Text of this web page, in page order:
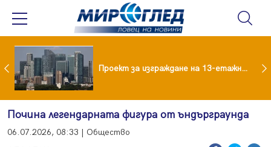
Забраниха на летовници асансьора в хотел на Златните Проект за изграждане на 13-етажна "мегаджамия" разгневи жителите на Лондон
Почина легендарната фигура от ъндърграунда
06.07.2026, 08:33 | Общество